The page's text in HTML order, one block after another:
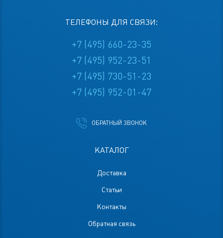
КАТАЛОГ
Доставка
Статьи
Контакты
Обратная связь
ТЕЛЕФОНЫ ДЛЯ СВЯЗИ:
+7 (495) 660-23-35
+7 (495) 952-23-51
+7 (495) 730-51-23
+7 (495) 952-01-47
ОБРАТНЫЙ ЗВОНОК